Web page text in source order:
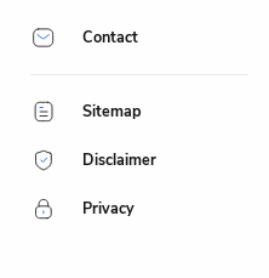
Contact
Sitemap
Disclaimer
Privacy